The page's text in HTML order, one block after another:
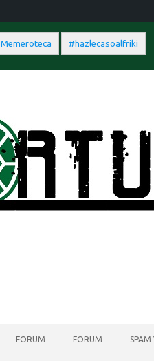
Memeroteca #hazlecasoalfriki
FORUM FORUM